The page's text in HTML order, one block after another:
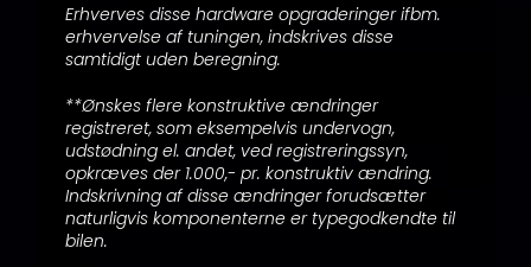
Erhverves disse hardware opgraderinger ifbm.
erhvervelse af tuningen, indskrives disse
samtidigt uden beregning.
**Ønskes flere konstruktive ændringer
registreret, som eksempelvis undervogn,
udstødning el. andet, ved registreringssyn,
opkræves der 1.000,- pr. konstruktiv ændring.
Indskrivning af disse ændringer forudsætter
naturligvis komponenterne er typegodkendte til
bilen.